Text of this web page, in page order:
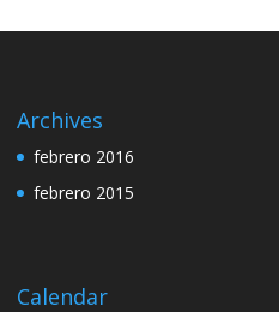
Archives
febrero 2016
febrero 2015
Calendar